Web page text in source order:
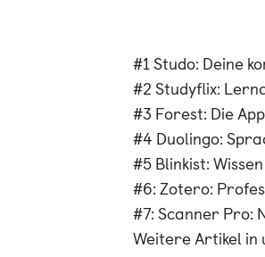
#1 Studo: Deine
#2 Studyflix:
#3 Forest: Die
#4 Duolingo:
#5 Blinkist:
#6: Zotero:
#7: Scanner Pro:
Weitere Artikel in